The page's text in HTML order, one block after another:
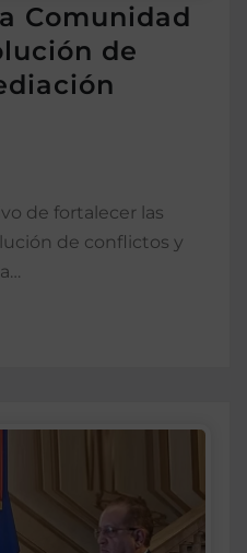
Comunidad
de
de fortalecer las
de conflictos y